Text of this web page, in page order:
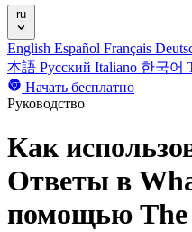
ru
English Español Français
本語 Русский Italiano 한국어
Начать бесплатно
Руководство
Как
Ответы в
помощью The